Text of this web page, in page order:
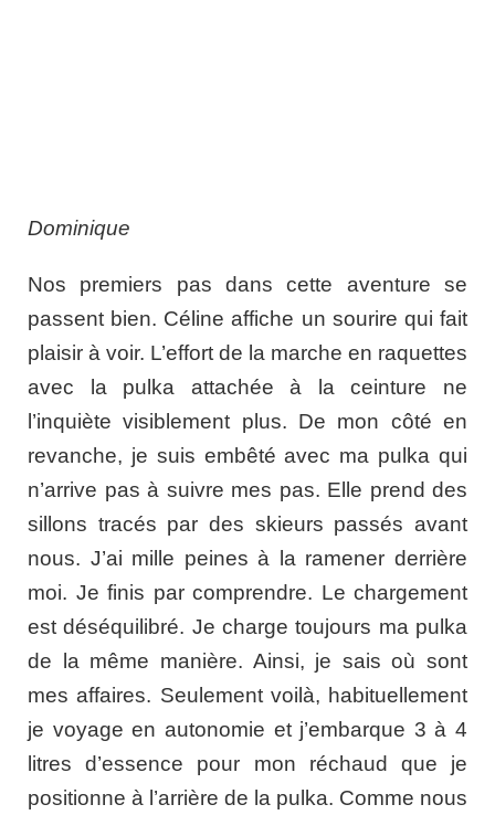
Dominique
Nos premiers pas dans cette aventure se
passent bien. Céline affiche un sourire qui fait
plaisir à voir. L’effort de la marche en raquettes
avec la pulka attachée à la ceinture ne
l’inquiète visiblement plus. De mon côté en
revanche, je suis embêté avec ma pulka qui
n’arrive pas à suivre mes pas. Elle prend des
sillons tracés par des skieurs passés avant
nous. J’ai mille peines à la ramener derrière
moi. Je finis par comprendre. Le chargement
est déséquilibré. Je charge toujours ma pulka
de la même manière. Ainsi, je sais où sont
mes affaires. Seulement voilà, habituellement
je voyage en autonomie et j’embarque 3 à 4
litres d’essence pour mon réchaud que je
positionne à l’arrière de la pulka. Comme nous